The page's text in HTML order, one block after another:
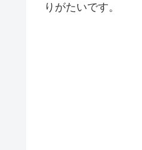
りがたいです。